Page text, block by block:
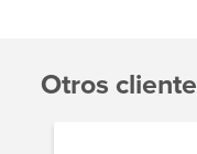
Otros